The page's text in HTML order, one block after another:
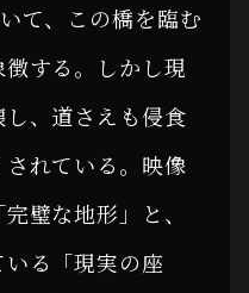
て、この橋を臨む
する。しかし現
、道さえも侵食
れている。映像
璧な地形」と、
る「現実の座